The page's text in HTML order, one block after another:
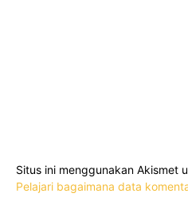
Situs ini menggunakan Akismet
Pelajari bagaimana data